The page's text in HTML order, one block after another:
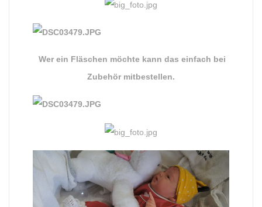
Wer ein Fläschen möchte kann das einfach bei
Zubehör mitbestellen.